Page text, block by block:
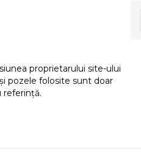
proprietarului site-ului
pozele folosite sunt doar
referință.